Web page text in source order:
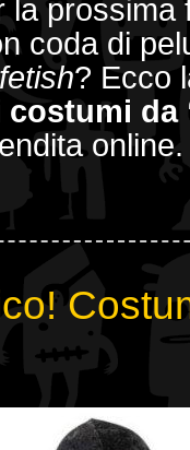
la prossima
coda di
fetish? Ecco
costumi da
online.